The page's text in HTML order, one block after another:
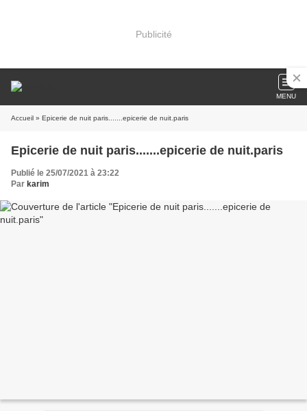
Publicité
MENU
Accueil » Epicerie de nuit paris.......epicerie de nuit.paris
Epicerie de nuit paris.......epicerie de nuit.paris
Publié le 25/07/2021 à 23:22
Par karim